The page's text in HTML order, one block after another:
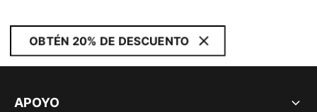
OBTÉN 20% DE DESCUENTO
APOYO